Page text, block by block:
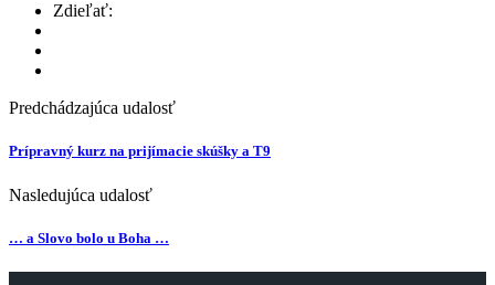
Zdieľať:
Predchádzajúca udalosť
Prípravný kurz na prijímacie skúšky a T9
Nasledujúca udalosť
… a Slovo bolo u Boha …